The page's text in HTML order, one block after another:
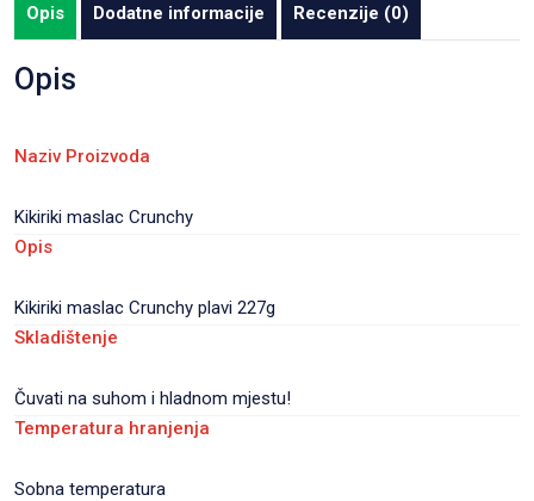
pakiranje
12
kom/karton
količina
Opis Dodatne informacije Recenzije (0)
Opis
Naziv Proizvoda
Kikiriki maslac Crunchy
Opis
Kikiriki maslac Crunchy plavi 227g
Skladištenje
Čuvati na suhom i hladnom mjestu!
Temperatura hranjenja
Sobna temperatura